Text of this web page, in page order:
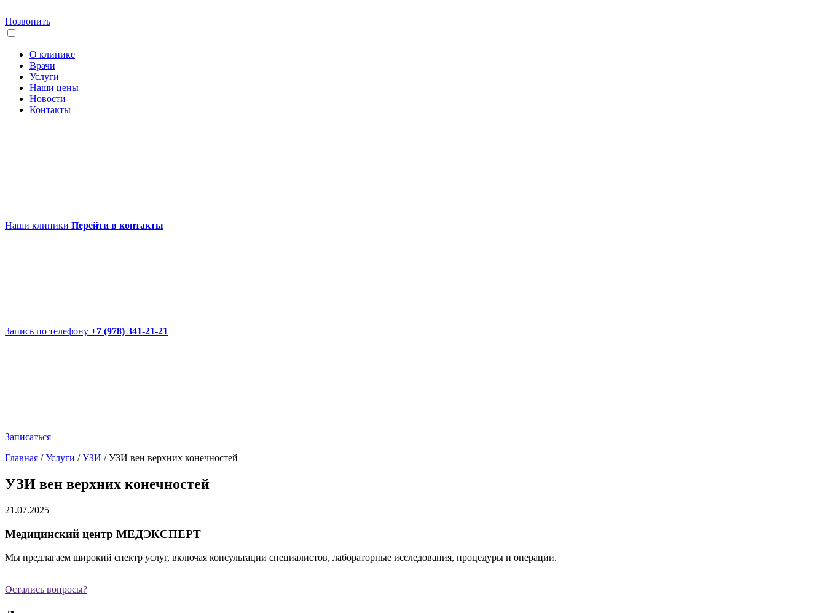
Позвонить
О клинике
Врачи
Услуги
Наши цены
Новости
Контакты
Наши клиники Перейти в контакты
Запись по телефону +7 (978) 341-21-21
Записаться
Главная /Услуги /УЗИ /УЗИ вен верхних конечностей
УЗИ вен верхних конечностей
21.07.2025
Медицинский центр МЕДЭКСПЕРТ
Мы предлагаем широкий спектр услуг, включая консультации специалистов, лабораторные исследования, процедуры и операции.
Остались вопросы?